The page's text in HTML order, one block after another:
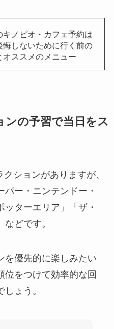
キノピオ・カフェ予約は
悔しないために行く前の
オススメのメニュー
ンの予習で当日をス
ションがありますが、
ー・ニンテンドー・
ターエリア」「ザ・
どです。
を優先的に楽しみたい
位をつけて効率的な回
ょう。